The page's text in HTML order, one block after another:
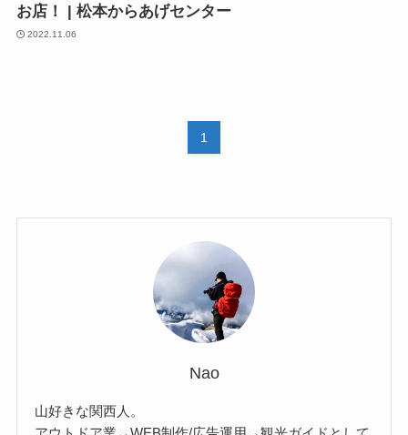
お店！ | 松本からあげセンター
2022.11.06
1
Nao
山好きな関西人。